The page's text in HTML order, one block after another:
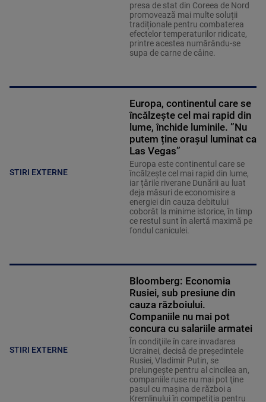
presa de stat din Coreea de Nord
promovează mai multe soluții
tradiționale pentru combaterea
efectelor temperaturilor ridicate,
printre acestea numărându-se
supa de carne de câine.
STIRI EXTERNE
Europa, continentul care se
încălzește cel mai rapid din
lume, închide luminile. ”Nu
putem ține orașul luminat ca
Las Vegas”
Europa este continentul care se
încălzește cel mai rapid din lume,
iar țările riverane Dunării au luat
deja măsuri de economisire a
energiei din cauza debitului
coborât la minime istorice, în timp
ce restul sunt în alertă maximă pe
fondul caniculei.
STIRI EXTERNE
Bloomberg: Economia
Rusiei, sub presiune din
cauza războiului.
Companiile nu mai pot
concura cu salariile armatei
În condiţiile în care invadarea
Ucrainei, decisă de preşedintele
Rusiei, Vladimir Putin, se
prelungeşte pentru al cincilea an,
companiile ruse nu mai pot ţine
pasul cu maşina de război a
Kremlinului în competiţia pentru